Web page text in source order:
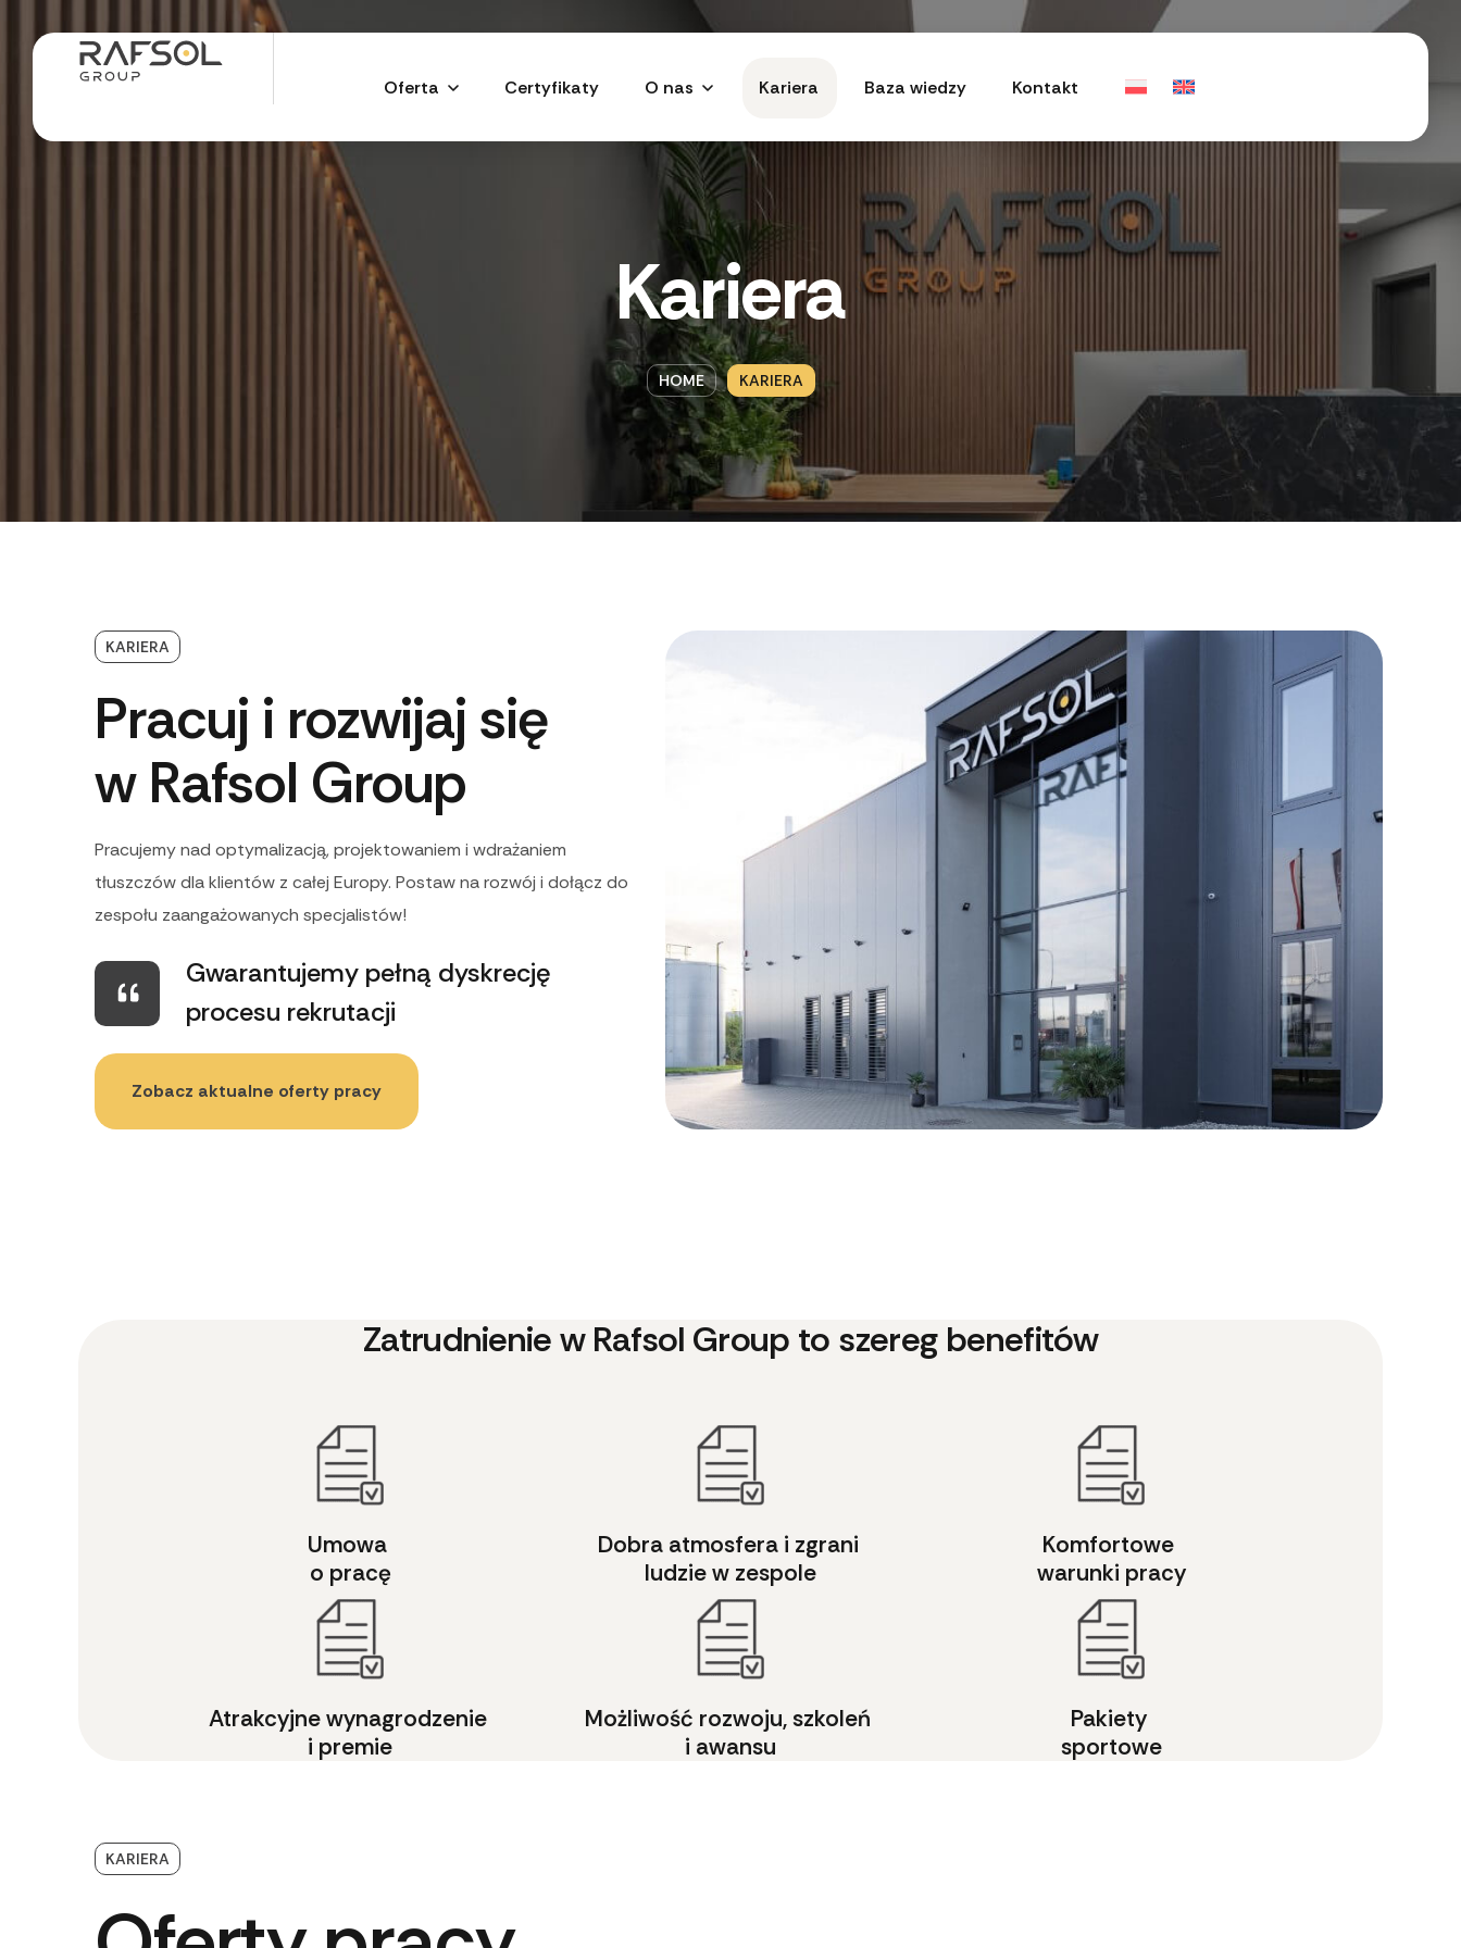
Oferta Certyfikaty O nas Kariera Baza wiedzy Kontakt
Kariera
HOME KARIERA
KARIERA
Pracuj i rozwijaj się
w Rafsol Group
Pracujemy nad optymalizacją, projektowaniem i wdrażaniem
tłuszczów dla klientów z całej Europy. Postaw na rozwój i dołącz do
zespołu zaangażowanych specjalistów!
Gwarantujemy pełną dyskrecję
procesu rekrutacji
Zobacz aktualne oferty pracy
Zatrudnienie w Rafsol Group to szereg benefitów
Umowa
o pracę
Dobra atmosfera i zgrani
ludzie w zespole
Komfortowe
warunki pracy
Atrakcyjne wynagrodzenie
i premie
Możliwość rozwoju, szkoleń
i awansu
Pakiety
sportowe
KARIERA